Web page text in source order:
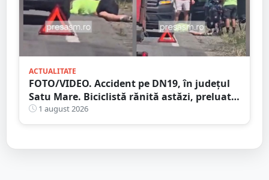
ACTUALITATE
FOTO/VIDEO. Accident pe DN19, în județul
Satu Mare. Biciclistă rănită astăzi, preluată
de Ambulanță
1 august 2026